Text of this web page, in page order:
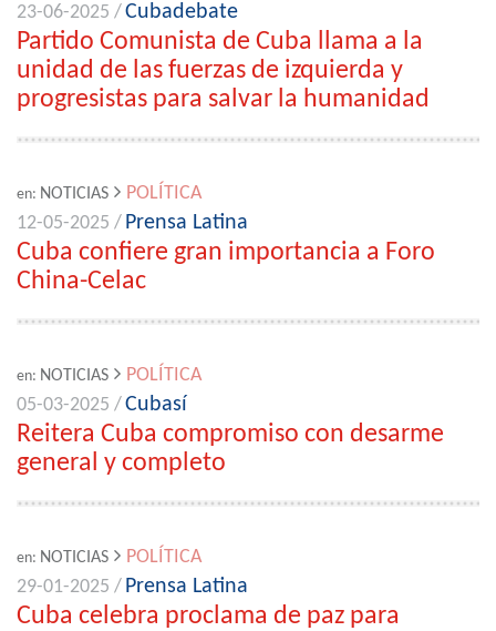
23-06-2025 /Cubadebate
Partido Comunista de Cuba llama a la
unidad de las fuerzas de izquierda y
progresistas para salvar la humanidad
en: NOTICIAS
POLÍTICA
12-05-2025 / Prensa Latina
Cuba confiere gran importancia a Foro
China-Celac
en: NOTICIAS
POLÍTICA
05-03-2025 /Cubasí
Reitera Cuba compromiso con desarme
general y completo
en: NOTICIAS
POLÍTICA
29-01-2025 / Prensa Latina
Cuba celebra proclama de paz para